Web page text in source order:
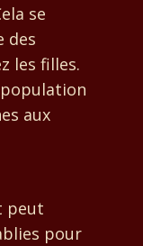
se
des
les filles.
aux
peut
pour